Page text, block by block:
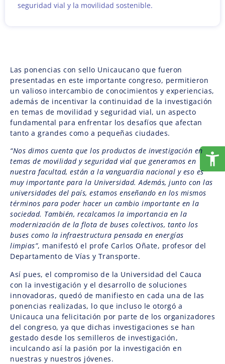
seguridad vial y la movilidad sostenible.
Las ponencias con sello Unicaucano que fueron
presentadas en este importante congreso, permitieron
un valioso intercambio de conocimientos y experiencias,
además de incentivar la continuidad de la investigación
en temas de movilidad y seguridad vial, un aspecto
fundamental para enfrentar los desafíos que afectan
tanto a grandes como a pequeñas ciudades.
“Nos dimos cuenta que los productos de investigación en
temas de movilidad y seguridad vial que generamos en
nuestra facultad, están a la vanguardia nacional y eso es
muy importante para la Universidad. Además, junto con las
universidades del país, estamos enseñando en los mismos
términos para poder hacer un cambio importante en la
sociedad. También, recalcamos la importancia en la
modernización de la flota de buses colectivos, tanto los
buses como la infraestructura pensada en energías
limpias”, manifestó el profe Carlos Oñate, profesor del
Departamento de Vías y Transporte.
Así pues, el compromiso de la Universidad del Cauca
con la investigación y el desarrollo de soluciones
innovadoras, quedó de manifiesto en cada una de las
ponencias realizadas, lo que incluso le otorgó a
Unicauca una felicitación por parte de los organizadores
del congreso, ya que dichas investigaciones se han
gestado desde los semilleros de investigación,
inculcando así la pasión por la investigación en
nuestras y nuestros jóvenes.